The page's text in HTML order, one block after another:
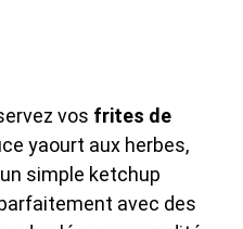
vos frites de
yaourt aux herbes,
simple ketchup
avec des